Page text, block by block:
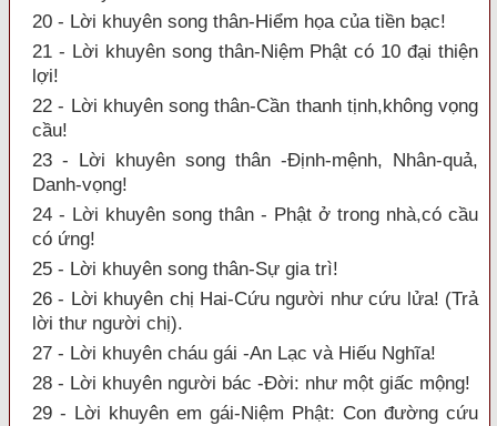
20 - Lời khuyên song thân-Hiểm họa của tiền bạc!
21 - Lời khuyên song thân-Niệm Phật có 10 đại thiện
lợi!
22 - Lời khuyên song thân-Cần thanh tịnh,không vọng
cầu!
23 - Lời khuyên song thân -Định-mệnh, Nhân-quả,
Danh-vọng!
24 - Lời khuyên song thân - Phật ở trong nhà,có cầu
có ứng!
25 - Lời khuyên song thân-Sự gia trì!
26 - Lời khuyên chị Hai-Cứu người như cứu lửa! (Trả
lời thư người chị).
27 - Lời khuyên cháu gái -An Lạc và Hiếu Nghĩa!
28 - Lời khuyên người bác -Đời: như một giấc mộng!
29 - Lời khuyên em gái-Niệm Phật: Con đường cứu